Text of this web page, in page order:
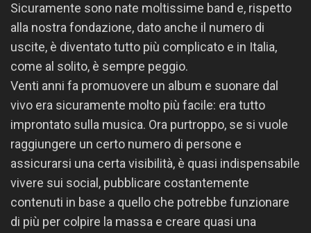
Sicuramente sono nate moltissime band e, rispetto
alla nostra fondazione, dato anche il numero di
uscite, è diventato tutto più complicato e in Italia,
come al solito, è sempre peggio.
Venti anni fa promuovere un album e suonare dal
vivo era sicuramente molto più facile: era tutto
improntato sulla musica. Ora purtroppo, se si vuole
raggiungere un certo numero di persone e
assicurarsi una certa visibilità, è quasi indispensabile
vivere sui social, pubblicare costantemente
contenuti in base a quello che potrebbe funzionare
di più per colpire la massa e creare quasi una